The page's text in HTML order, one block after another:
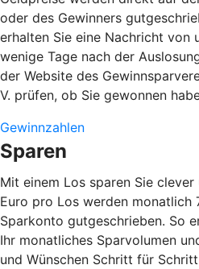
oder des Gewinners
erhalten Sie eine Nachricht von
wenige Tage nach der
der Website des
V. prüfen, ob Sie gewonnen
Gewinnzahlen
Sparen
Mit einem Los sparen Sie
Euro pro Los werden monatlich
Sparkonto gutgeschrieben. So
Ihr monatliches Sparvolumen
und Wünschen Schritt für